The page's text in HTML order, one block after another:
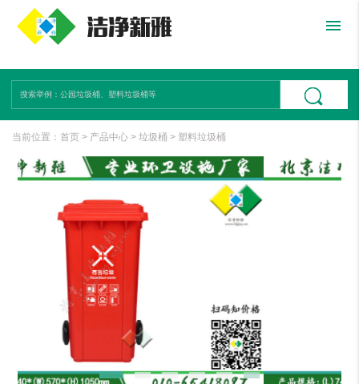
menu
当前位置： 首页> 产品中心> 垃圾桶 > 塑料垃圾桶